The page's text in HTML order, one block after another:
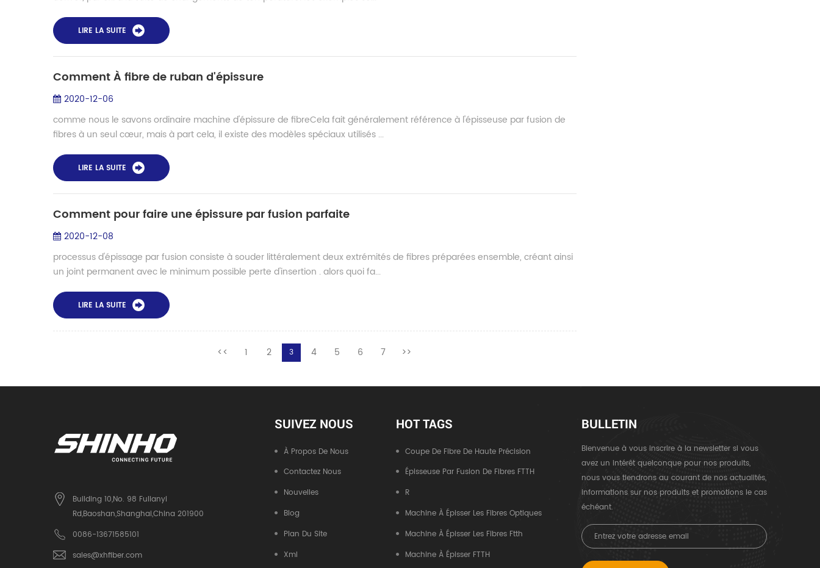
LIRE LA SUITE
Comment À fibre de ruban d'épissure
2020-12-06
comme nous le savons ordinaire machine d'épissure de fibreCela fait généralement référence à l'épisseuse par fusion de
fibres à un seul cœur, mais à part cela, il existe des modèles spéciaux utilisés ...
LIRE LA SUITE
Comment pour faire une épissure par fusion parfaite
2020-12-08
processus d'épissage par fusion consiste à souder littéralement deux extrémités de fibres préparées ensemble, créant ainsi
un joint permanent avec le minimum possible perte d'insertion . alors quoi fa...
LIRE LA SUITE
<< 1 2 3 4 5 6 7 >>
Building 10,No. 98 Fulianyi
Rd,Baoshan,Shanghai,China 201900
0086-13671585101
sales@xhfiber.com
SUIVEZ NOUS
À Propos De Nous
Contactez Nous
Nouvelles
Blog
Plan Du Site
Xml
HOT TAGS
Coupe De Fibre De Haute Précision
Épisseuse Par Fusion De Fibres FTTH
R
Machine À Épisser Les Fibres Optiques
Machine À Épisser Les Fibres Ftth
Machine À Épisser FTTH
BULLETIN
Bienvenue à vous inscrire à la newsletter si vous
avez un intérêt quelconque pour nos produits,
nous vous tiendrons au courant de nos actualités,
informations sur nos produits et promotions le cas
échéant.